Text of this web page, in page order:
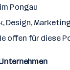
Pongau
Design,
offen für diese